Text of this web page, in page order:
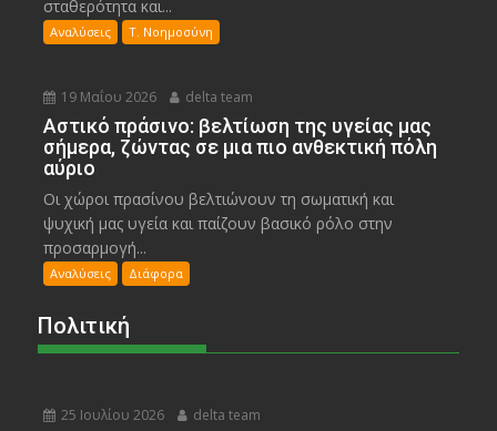
σταθερότητα και...
Αναλύσεις Τ. Νοημοσύνη
19 Μαΐου 2026 delta team
Αστικό πράσινο: βελτίωση της υγείας μας
σήμερα, ζώντας σε μια πιο ανθεκτική πόλη
αύριο
Οι χώροι πρασίνου βελτιώνουν τη σωματική και
ψυχική μας υγεία και παίζουν βασικό ρόλο στην
προσαρμογή...
Αναλύσεις Διάφορα
Πολιτική
25 Ιουλίου 2026 delta team